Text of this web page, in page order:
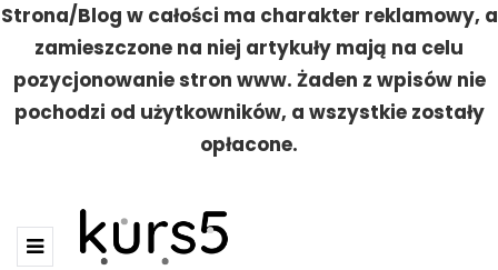
Strona/Blog w całości ma charakter reklamowy, a
zamieszczone na niej artykuły mają na celu
pozycjonowanie stron www. Żaden z wpisów nie
pochodzi od użytkowników, a wszystkie zostały
opłacone.